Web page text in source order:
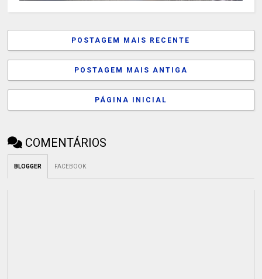
POSTAGEM MAIS RECENTE
POSTAGEM MAIS ANTIGA
PÁGINA INICIAL
COMENTÁRIOS
BLOGGER FACEBOOK